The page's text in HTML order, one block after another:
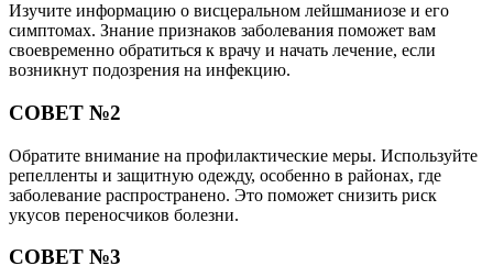
Изучите информацию о висцеральном лейшманиозе и его
симптомах. Знание признаков заболевания поможет вам
своевременно обратиться к врачу и начать лечение, если
возникнут подозрения на инфекцию.
СОВЕТ №2
Обратите внимание на профилактические меры. Используйте
репелленты и защитную одежду, особенно в районах, где
заболевание распространено. Это поможет снизить риск
укусов переносчиков болезни.
СОВЕТ №3